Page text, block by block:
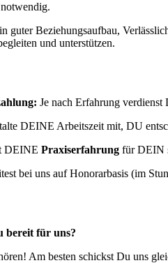
guter Beziehungsaufbau,
und unterstützen.
Je nach Erfahrung verdienst
DEINE Arbeitszeit mit, DU
DEINE Praxiserfahrung für DEIN
bei uns auf Honorarbasis (im
bereit für uns?
Am besten schickst Du uns